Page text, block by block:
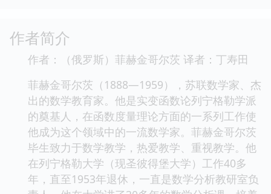
作者简介
作者：（俄罗斯）菲赫金哥尔茨 译者：丁寿田
菲赫金哥尔茨（1888—1959），苏联数学家、杰
出的数学教育家。他是实变函数论列宁格勒学派
的奠基人，在函数度量理论方面的一系列工作使
他成为这个领域中的一流数学家。菲赫金哥尔茨
毕生致力于数学教学，热爱教学、重视教学。他
在列宁格勒大学（现圣彼得堡大学）工作40多
年，直至1953年退休，一直是数学分析教研室负